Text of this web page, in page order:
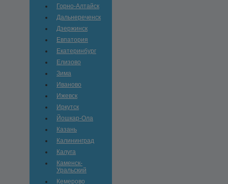
Горно-Алтайск
Дальнереченск
Дзержинск
Евпатория
Екатеринбург
Елизово
Зима
Иваново
Ижевск
Иркутск
Йошкар-Ола
Казань
Калининград
Калуга
Каменск-
Уральский
Кемерово